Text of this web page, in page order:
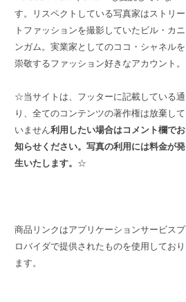
す。リスペクトしている写真家はストリー
トファッションを撮影していたビル・カニ
ンガム。実業家としてのココ・シャネルを
崇敬するファッション好きなアカウント。
☆当サイトは、フッターに記載している通
り、全てのコンテンツの著作権は放棄して
いません利用したい場合はコメント欄でお
知らせください。写真の利用には料金が発
生いたします。 ☆
商品リンクはアプリケーションサービスプ
ロバイダで提供されたものを使用しており
ます。